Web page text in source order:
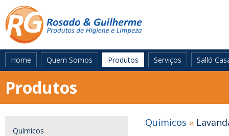
Home Quem Somos Produtos Serviços Salló
Produtos
Químicos
Químicos »